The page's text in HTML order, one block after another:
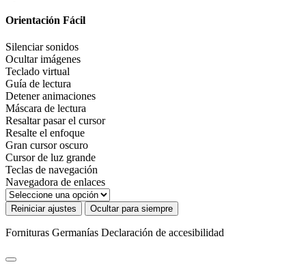
Orientación Fácil
Silenciar sonidos
Ocultar imágenes
Teclado virtual
Guía de lectura
Detener animaciones
Máscara de lectura
Resaltar pasar el cursor
Resalte el enfoque
Gran cursor oscuro
Cursor de luz grande
Teclas de navegación
Navegadora de enlaces
Reiniciar ajustes Ocultar para siempre
Fornituras Germanías Declaración de accesibilidad